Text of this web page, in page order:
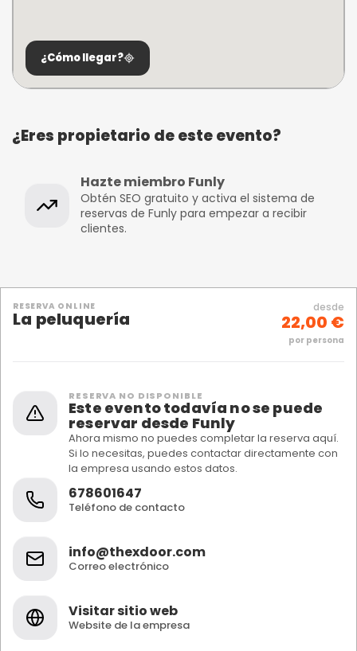
¿Cómo llegar?
¿Eres propietario de este evento?
Hazte miembro Funly
Obtén SEO gratuito y activa el sistema de
reservas de Funly para empezar a recibir
clientes.
RESERVA ONLINE
La peluquería
desde
22,00 €
por persona
RESERVA NO DISPONIBLE
Este evento todavía no se puede
reservar desde Funly
Ahora mismo no puedes completar la reserva aquí.
Si lo necesitas, puedes contactar directamente con
la empresa usando estos datos.
678601647
Teléfono de contacto
info@thexdoor.com
Correo electrónico
Visitar sitio web
Website de la empresa